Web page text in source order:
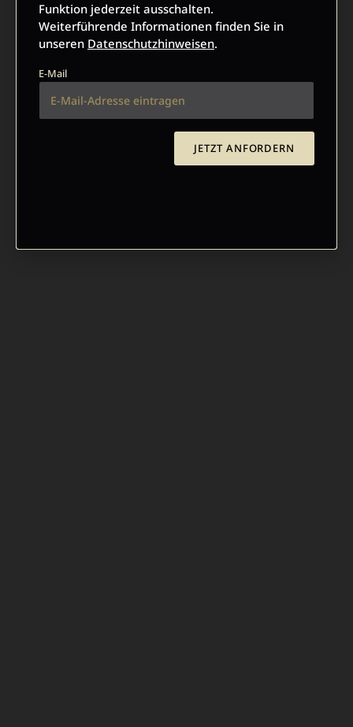
Funktion jederzeit ausschalten.
Weiterführende Informationen finden Sie in
unseren Datenschutzhinweisen.
E-Mail
JETZT ANFORDERN